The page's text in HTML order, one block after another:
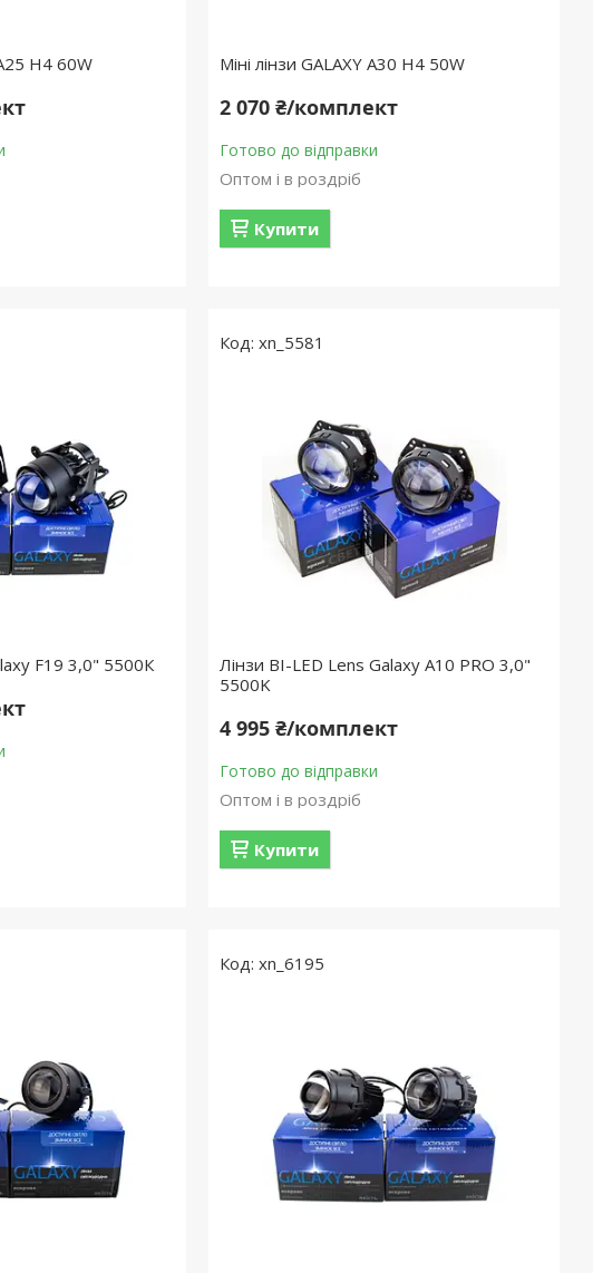
H4 60W Міні лінзи GALAXY A30 H4 50W
2 070 ₴/комплект
Готово до відправки
Оптом і в роздріб
Купити
F19 3,0" 5500К
xn_5581
Лінзи BI-LED Lens Galaxy A10 PRO 3,0"
5500K
4 995 ₴/комплект
Готово до відправки
Оптом і в роздріб
Купити
xn_6195